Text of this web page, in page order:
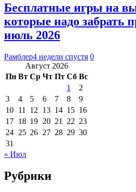
Бесплатные игры на
которые надо забрать
июль 2026
Рамблер4 недели спустя 0
Август 2026
Пн Вт Ср Чт Пт Сб Вс
1
2
3
4 5 6 7 8
9
10 11 12 13 14 15 16
17 18 19 20 21 22 23
24 25 26 27 28 29 30
31
« Июл
Рубрики